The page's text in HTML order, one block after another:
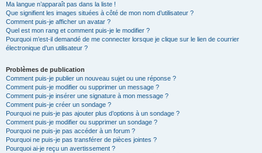
Ma langue n’apparaît pas dans la liste !
Que signifient les images situées à côté de mon nom d’utilisateur ?
Comment puis-je afficher un avatar ?
Quel est mon rang et comment puis-je le modifier ?
Pourquoi m’est-il demandé de me connecter lorsque je clique sur le lien de courrier
électronique d’un utilisateur ?
Problèmes de publication
Comment puis-je publier un nouveau sujet ou une réponse ?
Comment puis-je modifier ou supprimer un message ?
Comment puis-je insérer une signature à mon message ?
Comment puis-je créer un sondage ?
Pourquoi ne puis-je pas ajouter plus d’options à un sondage ?
Comment puis-je modifier ou supprimer un sondage ?
Pourquoi ne puis-je pas accéder à un forum ?
Pourquoi ne puis-je pas transférer de pièces jointes ?
Pourquoi ai-je reçu un avertissement ?